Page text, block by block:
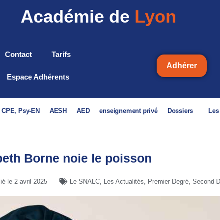
Académie de Lyon
Contact Tarifs
Espace Adhérents
Adhérer
Psy-EN AESH AED enseignement privé Dossiers
Borne noie le poisson
le 2 avril 2025 Le SNALC, Les Actualités, Premier Degré, Second